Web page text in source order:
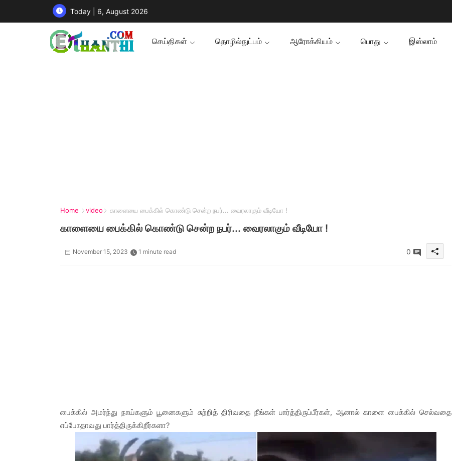
Today | 6, August 2026
செய்திகள் தொழில்நுட்பம் ஆரோக்கியம் பொது இஸ்லாம்
Home video காளையை பைக்கில் கொண்டு சென்ற நபர்... வைரலாகும் வீடியோ !
காளையை பைக்கில் கொண்டு சென்ற நபர்... வைரலாகும் வீடியோ !
November 15, 2023 1 minute read 0
பைக்கில் அமர்ந்து நாய்களும் பூனைகளும் சுற்றித் திரிவதை நீங்கள் பார்த்திருப்பீர்கள், ஆனால் காளை பைக்கில் செல்வதை
எப்போதாவது பார்த்திருக்கிறீர்களா?